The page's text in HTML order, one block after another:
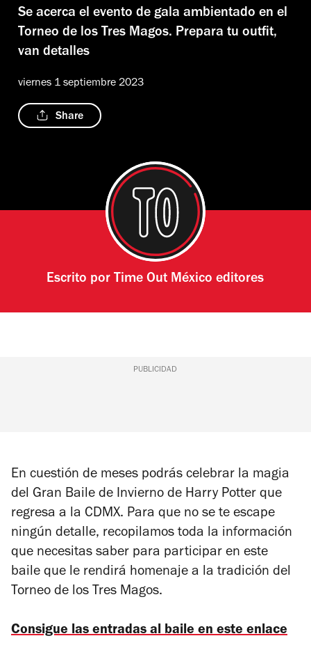
Se acerca el evento de gala ambientado en el
Torneo de los Tres Magos. Prepara tu outfit,
van detalles
viernes 1 septiembre 2023
Share
Escrito por Time Out México editores
PUBLICIDAD
En cuestión de meses podrás celebrar la magia
del Gran Baile de Invierno de Harry Potter que
regresa a la CDMX. Para que no se te escape
ningún detalle, recopilamos toda la información
que necesitas saber para participar en este
baile que le rendirá homenaje a la tradición del
Torneo de los Tres Magos.
Consigue las entradas al baile en este enlace